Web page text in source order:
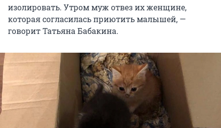
изолировать. Утром муж отвез их женщине,
которая согласилась приютить малышей, —
говорит Татьяна Бабакина.